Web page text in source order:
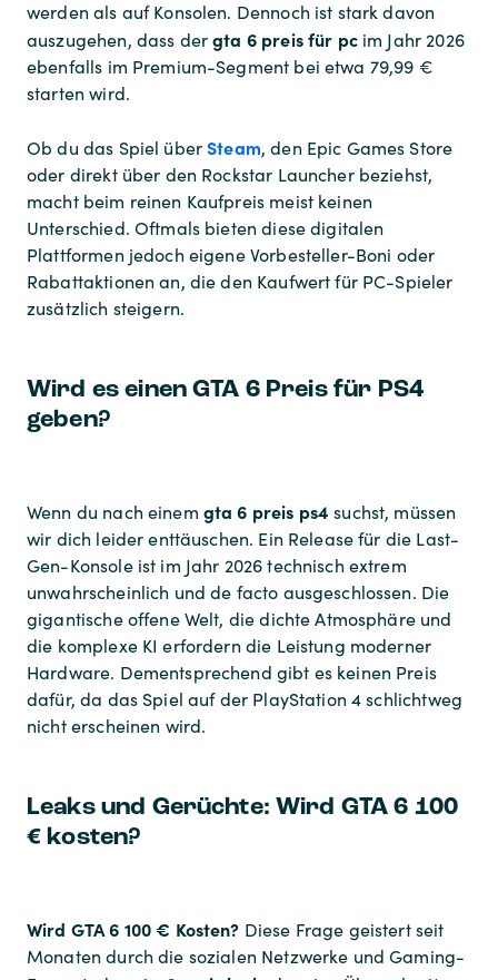
werden als auf Konsolen. Dennoch ist stark davon
auszugehen, dass dergta 6 preis für pcim Jahr 2026
ebenfalls im Premium-Segment bei etwa 79,99 €
starten wird.
Ob du das Spiel überSteam, den Epic Games Store
oder direkt über den Rockstar Launcher beziehst,
macht beim reinen Kaufpreis meist keinen
Unterschied. Oftmals bieten diese digitalen
Plattformen jedoch eigene Vorbesteller-Boni oder
Rabattaktionen an, die den Kaufwert für PC-Spieler
zusätzlich steigern.
Wird es einen GTA 6 Preis für PS4
geben?
Wenn du nach einem gta 6 preis ps4 suchst, müssen
wir dich leider enttäuschen. Ein Release für die Last-
Gen-Konsole ist im Jahr 2026 technisch extrem
unwahrscheinlich und de facto ausgeschlossen. Die
gigantische offene Welt, die dichte Atmosphäre und
die komplexe KI erfordern die Leistung moderner
Hardware. Dementsprechend gibt es keinen Preis
dafür, da das Spiel auf der PlayStation 4 schlichtweg
nicht erscheinen wird.
Leaks und Gerüchte: Wird GTA 6 100
€ kosten?
Wird GTA 6 100 € Kosten? Diese Frage geistert seit
Monaten durch die sozialen Netzwerke und Gaming-